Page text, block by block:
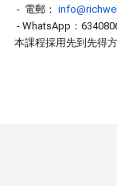
- 電郵：
- WhatsApp ：
本課程採用先到先得